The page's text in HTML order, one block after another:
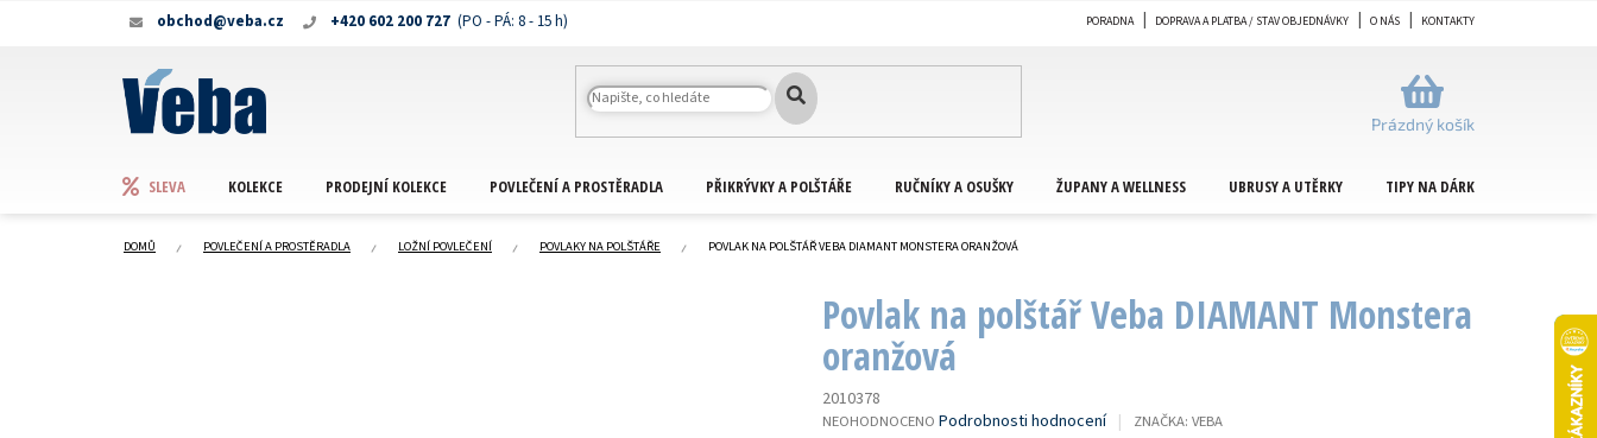
+420 602 200 727
obchod@veba.cz PORADNA DOPRAVA A PLATBA / STAV OBJEDNÁVKY O NÁS KONTAKTY
NÁKUPNÍ
KOŠÍK
Prázdný košík
SLEVA KOLEKCE PRODEJNÍ KOLEKCE POVLEČENÍ A PROSTĚRADLA PŘIKRÝVKY A POLŠTÁŘE RUČNÍKY A OSUŠKY ŽUPANY A WELLNESS UBRUSY A UTĚRKY TIPY NA DÁRKY
DOMŮ POVLEČENÍ A PROSTĚRADLA LOŽNÍ POVLEČENÍ POVLAKY NA POLŠTÁŘE POVLAK NA POLŠTÁŘ VEBA DIAMANT MONSTERA ORANŽOVÁ
Povlak na polštář Veba DIAMANT Monstera
oranžová
2010378
PRŮMĚRNÉ
NEOHODNOCENO Podrobnosti hodnocení ZNAČKA: VEBA